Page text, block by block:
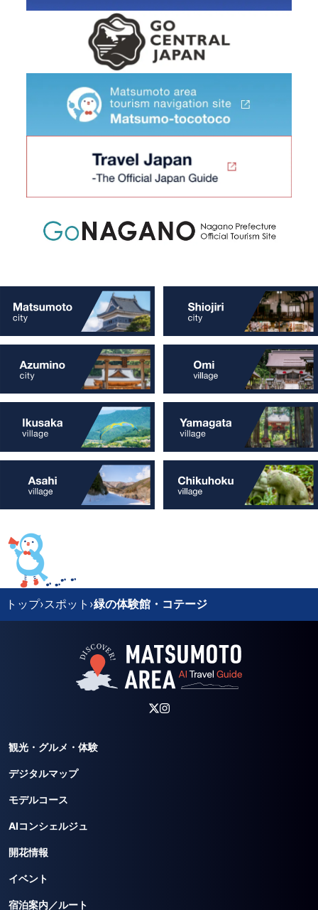
トップ›スポット ›緑の体験館・コテージ
観光・グルメ・体験
デジタルマップ
モデルコース
AIコンシェルジュ
開花情報
イベント
宿泊案内／ルート